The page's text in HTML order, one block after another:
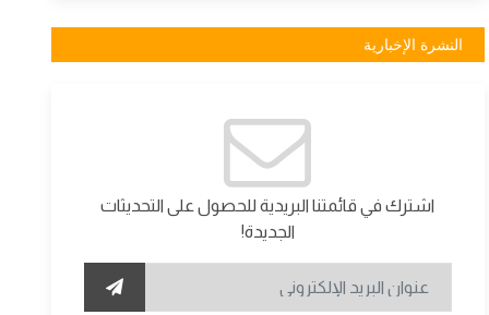
النشرة الإخبارية
اشترك في قائمتنا البريدية للحصول على التحديثات
الجديدة!